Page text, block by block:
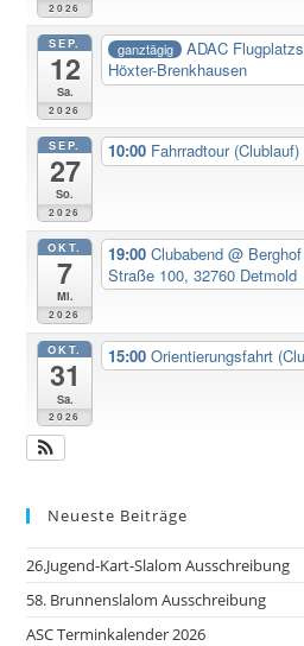
2026
SEP.
12
Sa.
2026
ganztägig ADAC
Höxter-Brenkhausen
SEP.
27
So.
2026
10:00 Fahrradtour (Clublauf)
OKT.
7
Mi.
2026
19:00 Clubabend @
Straße 100, 32760 Detmold
OKT.
31
Sa.
2026
15:00 Orientierungsfahrt
Neueste Beiträge
26.Jugend-Kart-Slalom Ausschreibung
58. Brunnenslalom Ausschreibung
ASC Terminkalender 2026